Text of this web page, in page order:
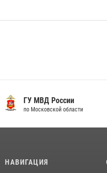
ГУ МВД России
по Московской области
НАВИГАЦИЯ